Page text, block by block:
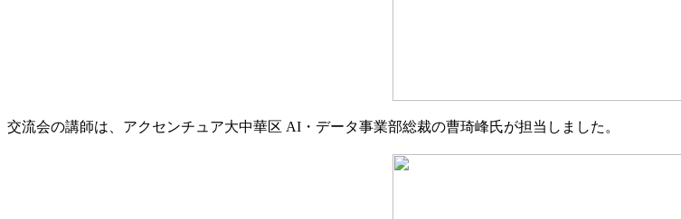
交流会の講師は、アクセンチュア大中華区 AI・データ事業部総裁の曹琦峰氏が担当しました。